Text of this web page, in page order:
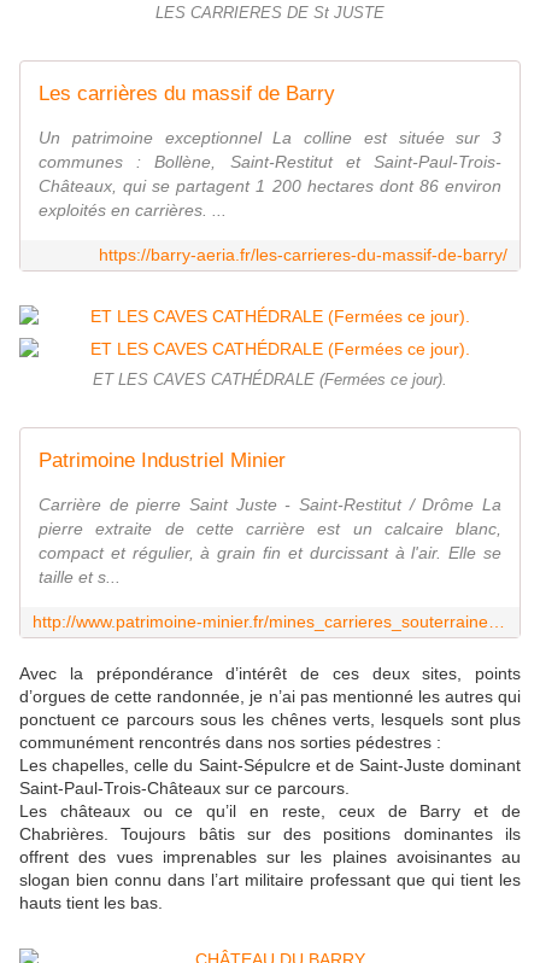
LES CARRIERES DE St JUSTE
Les carrières du massif de Barry
Un patrimoine exceptionnel La colline est située sur 3
communes : Bollène, Saint-Restitut et Saint-Paul-Trois-
Châteaux, qui se partagent 1 200 hectares dont 86 environ
exploités en carrières. ...
https://barry-aeria.fr/les-carrieres-du-massif-de-barry/
ET LES CAVES CATHÉDRALE (Fermées ce jour).
Patrimoine Industriel Minier
Carrière de pierre Saint Juste - Saint-Restitut / Drôme La
pierre extraite de cette carrière est un calcaire blanc,
compact et régulier, à grain fin et durcissant à l'air. Elle se
taille et s...
Avec la prépondérance d’intérêt de ces deux sites, points
d’orgues de cette randonnée, je n’ai pas mentionné les autres qui
ponctuent ce parcours sous les chênes verts, lesquels sont plus
communément rencontrés dans nos sorties pédestres :
Les chapelles, celle du Saint-Sépulcre et de Saint-Juste dominant
Saint-Paul-Trois-Châteaux sur ce parcours.
Les châteaux ou ce qu’il en reste, ceux de Barry et de
Chabrières. Toujours bâtis sur des positions dominantes ils
offrent des vues imprenables sur les plaines avoisinantes au
slogan bien connu dans l’art militaire professant que qui tient les
hauts tient les bas.